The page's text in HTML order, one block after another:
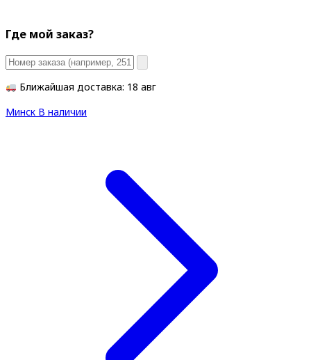
Где мой заказ?
Ближайшая доставка: 18 авг
Минск В наличии